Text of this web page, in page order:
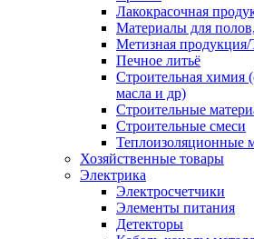
Лакокрасочная
Материалы для
Метизная
Печное литьё
Строительная химия
масла и др)
Строительные
Строительные смеси
Теплоизоляционные
Хозяйственные товары
Электрика
Электросчетчики
Элементы питания
Детекторы